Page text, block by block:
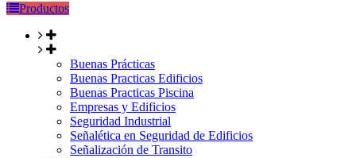
Productos
Buenas Prácticas
Buenas Practicas Edificios
Buenas Practicas Piscina
Empresas y Edificios
Seguridad Industrial
Señalética en Seguridad de Edificios
Señalización de Transito